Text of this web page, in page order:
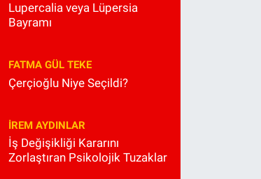
Lupercalia veya Lüpersia
Bayramı
FATMA GÜL TEKE
Çerçioğlu Niye Seçildi?
İREM AYDINLAR
İş Değişikliği Kararını
Zorlaştıran Psikolojik Tuzaklar